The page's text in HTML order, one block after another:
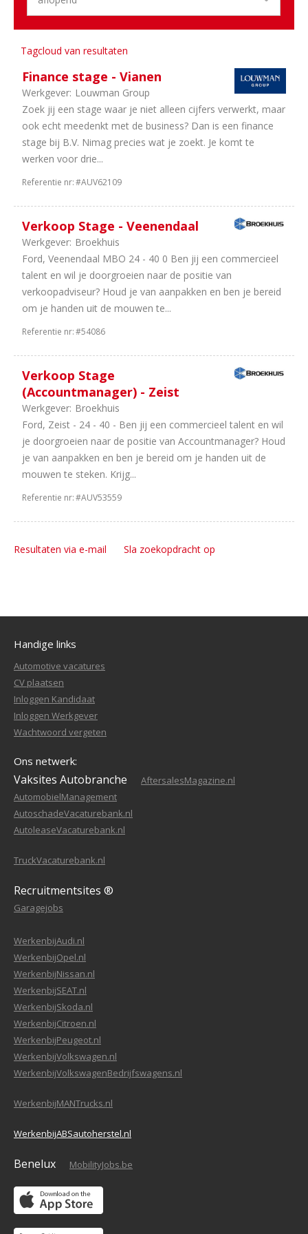
Aantal
uren
40
uur
overleg
24
uur
36
32
uur
Tagcloud van resultaten
Finance stage - Vianen
Werkgever: Louwman Group
Zoek jij een stage waar je niet alleen cijfers verwerkt, maar
ook echt meedenkt met de business? Dan is een finance
stage bij B.V. Nimag precies wat je zoekt. Je komt te
werken voor drie...
Referentie nr:#AUV62109
Verkoop Stage - Veenendaal
Werkgever: Broekhuis
Ford, Veenendaal MBO 24 - 40 0 Ben jij een commercieel
talent en wil je doorgroeien naar de positie van
verkoopadviseur? Houd je van aanpakken en ben je bereid
om je handen uit de mouwen te...
Referentie nr:#54086
Verkoop Stage
(Accountmanager) - Zeist
Werkgever: Broekhuis
Ford, Zeist - 24 - 40 - Ben jij een commercieel talent en wil
je doorgroeien naar de positie van Accountmanager? Houd
je van aanpakken en ben je bereid om je handen uit de
mouwen te steken. Krijg...
Referentie nr:#AUV53559
Resultaten via e-mail Sla zoekopdracht op
Handige links
Automotive vacatures
CV plaatsen
Inloggen Kandidaat
Inloggen Werkgever
Wachtwoord vergeten
Ons netwerk:
Vaksites Autobranche
AftersalesMagazine.nl
AutomobielManagement
AutoschadeVacaturebank.nl
AutoleaseVacaturebank.nl
TruckVacaturebank.nl
Recruitmentsites ®
Garagejobs
WerkenbijAudi.nl
WerkenbijOpel.nl
WerkenbijNissan.nl
WerkenbijSEAT.nl
WerkenbijSkoda.nl
WerkenbijCitroen.nl
WerkenbijPeugeot.nl
WerkenbijVolkswagen.nl
WerkenbijVolkswagenBedrijfswagens.nl
WerkenbijMANTrucks.nl
WerkenbijABSautoherstel.nl
Benelux MobilityJobs.be